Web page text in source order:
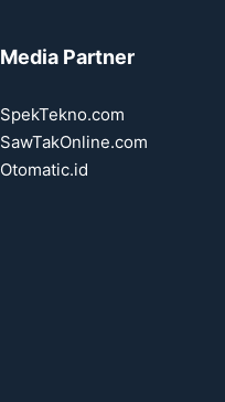
Media Partner
SpekTekno.com
SawTakOnline.com
Otomatic.id